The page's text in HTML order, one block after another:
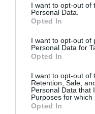
I want to opt-out of
Personal Data.
Opted In
I want to opt-out of
Personal Data for
Opted In
I want to opt-out of
Retention, Sale,
Personal Data that
Purposes for which
Opted In